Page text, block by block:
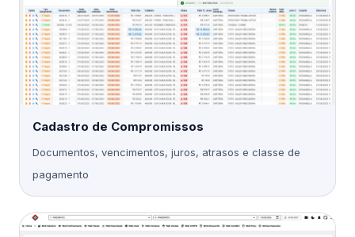
Cadastro de Compromissos
Documentos, vencimentos, juros, atrasos e classe de
pagamento